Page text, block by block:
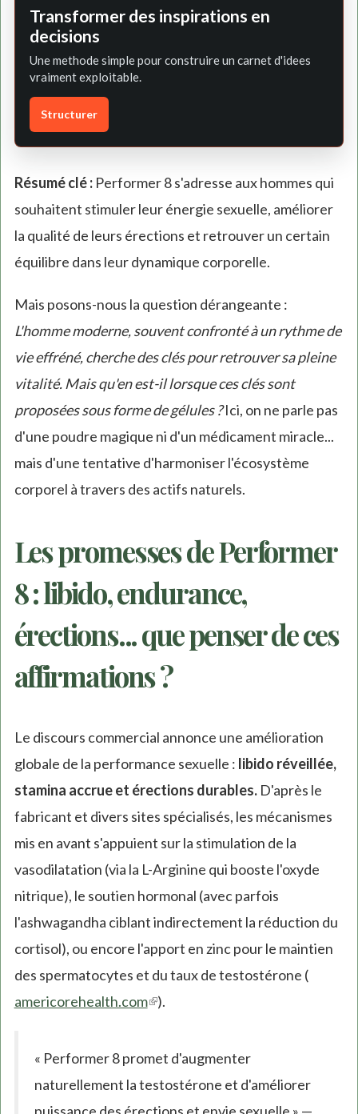
Transformer des inspirations en
decisions
Une methode simple pour construire un carnet d'idees
vraiment exploitable.
Structurer
Résumé clé :Performer 8 s'adresse aux hommes qui
souhaitent stimuler leur énergie sexuelle, améliorer
la qualité de leurs érections et retrouver un certain
équilibre dans leur dynamique corporelle.
Mais posons-nous la question dérangeante :
L'homme moderne, souvent confronté à un rythme de
vie effréné, cherche des clés pour retrouver sa pleine
vitalité. Mais qu'en est-il lorsque ces clés sont
proposées sous forme de gélules ?Ici, on ne parle pas
d'une poudre magique ni d'un médicament miracle...
mais d'une tentative d'harmoniser l'écosystème
corporel à travers des actifs naturels.
Les promesses de Performer
8 : libido, endurance,
érections... que penser de ces
affirmations ?
Le discours commercial annonce une amélioration
globale de la performance sexuelle : libido réveillée,
stamina accrue et érections durables.D'après le
fabricant et divers sites spécialisés, les mécanismes
mis en avant s'appuient sur la stimulation de la
vasodilatation (via la L-Arginine qui booste l'oxyde
nitrique), le soutien hormonal (avec parfois
l'ashwagandha ciblant indirectement la réduction du
cortisol), ou encore l'apport en zinc pour le maintien
des spermatocytes et du taux de testostérone (
americorehealth.com(link
external)
).
« Performer 8 promet d'augmenter
naturellement la testostérone et d'améliorer